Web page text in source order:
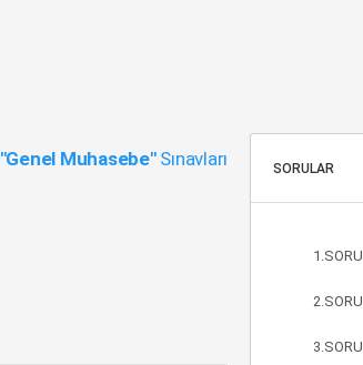
"Genel Muhasebe"Sınavları SORULAR
1.SORU
2.SORU
3.SORU